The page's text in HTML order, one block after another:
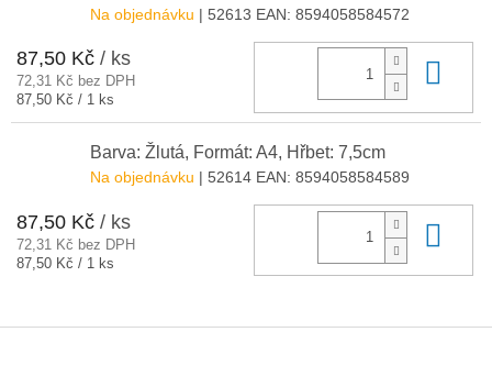
Na objednávku | 52613 EAN: 8594058584572
87,50 Kč / ks
72,31 Kč bez DPH
Měrná
87,50 Kč / 1 ks
Barva: Žlutá, Formát: A4, Hřbet: 7,5cm
Na objednávku | 52614 EAN: 8594058584589
87,50 Kč / ks
72,31 Kč bez DPH
Měrná
87,50 Kč / 1 ks